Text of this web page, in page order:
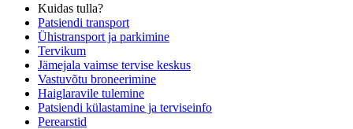
Kuidas tulla?
Patsiendi transport
Ühistransport ja parkimine
Tervikum
Jämejala vaimse tervise keskus
Vastuvõtu broneerimine
Haiglaravile tulemine
Patsiendi külastamine ja terviseinfo
Perearstid